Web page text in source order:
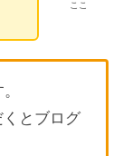
ここ
とブログ